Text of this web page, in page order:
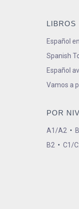
LIBROS
Español
Spanish
Español
Vamos a
POR
A1/A2 •
B2 • C1/